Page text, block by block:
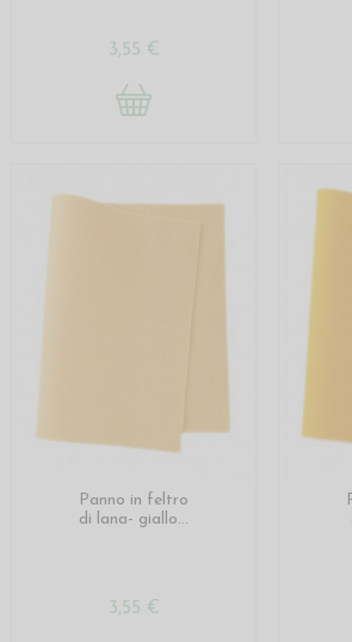
3,55 €
Panno in feltro
di lana- giallo...
3,55 €